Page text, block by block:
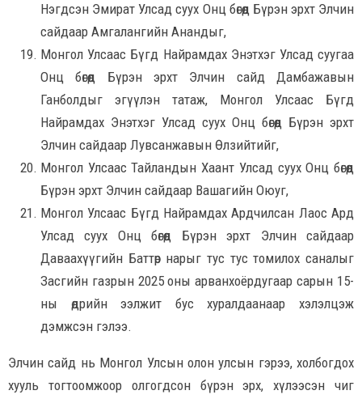
Нэгдсэн Эмират Улсад суух Онц бөгөөд Бүрэн эрхт Элчин
сайдаар Амгалангийн Анандыг,
Монгол Улсаас Бүгд Найрамдах Энэтхэг Улсад суугаа
Онц бөгөөд Бүрэн эрхт Элчин сайд Дамбажавын
Ганболдыг эгүүлэн татаж, Монгол Улсаас Бүгд
Найрамдах Энэтхэг Улсад суух Онц бөгөөд Бүрэн эрхт
Элчин сайдаар Лувсанжавын Өлзийтийг,
Монгол Улсаас Тайландын Хаант Улсад суух Онц бөгөөд
Бүрэн эрхт Элчин сайдаар Вашагийн Оюуг,
Монгол Улсаас Бүгд Найрамдах Ардчилсан Лаос Ард
Улсад суух Онц бөгөөд Бүрэн эрхт Элчин сайдаар
Даваахүүгийн Баттөр нарыг тус тус томилох саналыг
Засгийн газрын 2025 оны арванхоёрдугаар сарын 15-
ны өдрийн ээлжит бус хуралдаанаар хэлэлцэж
дэмжсэн гэлээ.
Элчин сайд нь Монгол Улсын олон улсын гэрээ, холбогдох
хууль тогтоомжоор олгогдсон бүрэн эрх, хүлээсэн чиг